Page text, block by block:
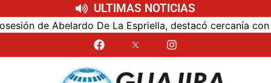
ULTIMAS NOTICIAS
Abelardo De La Espriella, destacó cercanía con el